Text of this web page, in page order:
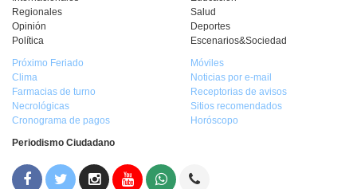
Regionales
Opinión
Política
Salud
Deportes
Escenarios&Sociedad
Próximo Feriado
Clima
Farmacias de turno
Necrológicas
Cronograma de pagos
Móviles
Noticias por e-mail
Receptorias de avisos
Sitios recomendados
Horóscopo
Periodismo Ciudadano